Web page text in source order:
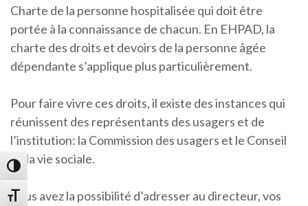
Passer en contraste élevé
Changer la taille de la police
Charte de la personne hospitalisée qui doit être
portée à la connaissance de chacun. En EHPAD, la
charte des droits et devoirs de la personne âgée
dépendante s’applique plus particulièrement.
Pour faire vivre ces droits, il existe des instances qui
réunissent des représentants des usagers et de
l’institution: la Commission des usagers et le Conseil
de la vie sociale.
Vous avez la possibilité d’adresser au directeur, vos